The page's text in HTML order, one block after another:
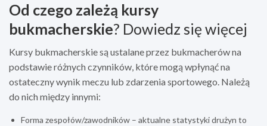
Od czego zależą kursy
bukmacherskie? Dowiedz się więcej
Kursy bukmacherskie są ustalane przez bukmacherów na
podstawie różnych czynników, które mogą wpłynąć na
ostateczny wynik meczu lub zdarzenia sportowego. Należą
do nich między innymi:
Forma zespołów/zawodników – aktualne statystyki drużyn to